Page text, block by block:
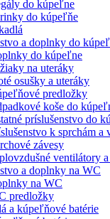
do kúpeľne
do kúpeľňe
a doplnky do
do kúpeľne
na uteráky
osušky a uteráky
predložky
koše do
príslušenstvo do
k sprchám a
závesy
ventilátory
a doplnky na WC
na WC
predložky
a kúpeľňové batérie